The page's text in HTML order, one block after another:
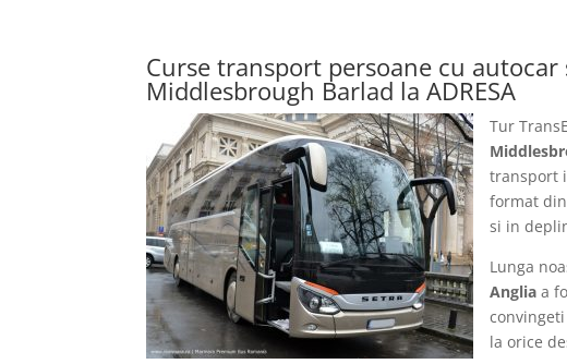
Curse transport persoane cu
Middlesbrough Barlad la ADRESA
Tur
transport
format
si in
Lunga
Anglia a
la orice